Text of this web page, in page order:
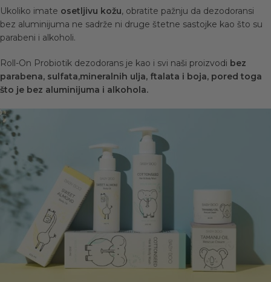
Ukoliko imate osetljivu kožu, obratite pažnju da dezodoransi
bez aluminijuma ne sadrže ni druge štetne sastojke kao što su
parabeni i alkoholi.
Roll-On Probiotik dezodorans je kao i svi naši proizvodi bez
parabena, sulfata,mineralnih ulja, ftalata i boja, pored toga
što je bez aluminijuma i alkohola.